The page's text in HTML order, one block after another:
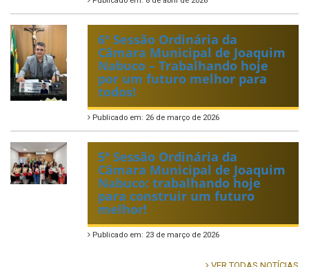
6ª Sessão Ordinária da
Câmara Municipal de Joaquim
Nabuco – Trabalhando hoje
por um futuro melhor para
todos!
Publicado em: 26 de março de 2026
5ª Sessão Ordinária da
Câmara Municipal de Joaquim
Nabuco: trabalhando hoje
para construir um futuro
melhor!
Publicado em: 23 de março de 2026